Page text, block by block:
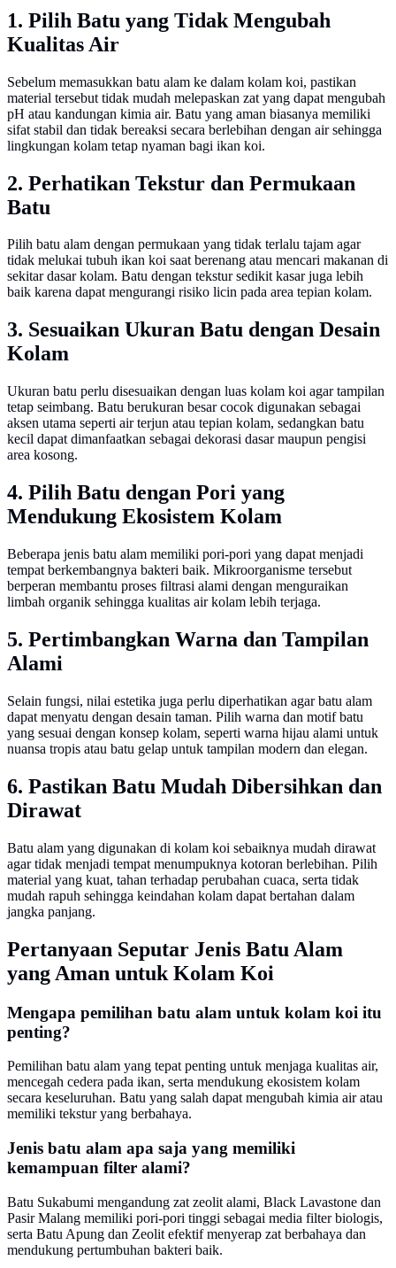
1. Pilih Batu yang Tidak Mengubah
Kualitas Air
Sebelum memasukkan batu alam ke dalam kolam koi, pastikan
material tersebut tidak mudah melepaskan zat yang dapat mengubah
pH atau kandungan kimia air. Batu yang aman biasanya memiliki
sifat stabil dan tidak bereaksi secara berlebihan dengan air sehingga
lingkungan kolam tetap nyaman bagi ikan koi.
2. Perhatikan Tekstur dan Permukaan
Batu
Pilih batu alam dengan permukaan yang tidak terlalu tajam agar
tidak melukai tubuh ikan koi saat berenang atau mencari makanan di
sekitar dasar kolam. Batu dengan tekstur sedikit kasar juga lebih
baik karena dapat mengurangi risiko licin pada area tepian kolam.
3. Sesuaikan Ukuran Batu dengan Desain
Kolam
Ukuran batu perlu disesuaikan dengan luas kolam koi agar tampilan
tetap seimbang. Batu berukuran besar cocok digunakan sebagai
aksen utama seperti air terjun atau tepian kolam, sedangkan batu
kecil dapat dimanfaatkan sebagai dekorasi dasar maupun pengisi
area kosong.
4. Pilih Batu dengan Pori yang
Mendukung Ekosistem Kolam
Beberapa jenis batu alam memiliki pori-pori yang dapat menjadi
tempat berkembangnya bakteri baik. Mikroorganisme tersebut
berperan membantu proses filtrasi alami dengan menguraikan
limbah organik sehingga kualitas air kolam lebih terjaga.
5. Pertimbangkan Warna dan Tampilan
Alami
Selain fungsi, nilai estetika juga perlu diperhatikan agar batu alam
dapat menyatu dengan desain taman. Pilih warna dan motif batu
yang sesuai dengan konsep kolam, seperti warna hijau alami untuk
nuansa tropis atau batu gelap untuk tampilan modern dan elegan.
6. Pastikan Batu Mudah Dibersihkan dan
Dirawat
Batu alam yang digunakan di kolam koi sebaiknya mudah dirawat
agar tidak menjadi tempat menumpuknya kotoran berlebihan. Pilih
material yang kuat, tahan terhadap perubahan cuaca, serta tidak
mudah rapuh sehingga keindahan kolam dapat bertahan dalam
jangka panjang.
Pertanyaan Seputar Jenis Batu Alam
yang Aman untuk Kolam Koi
Mengapa pemilihan batu alam untuk kolam koi itu
penting?
Pemilihan batu alam yang tepat penting untuk menjaga kualitas air,
mencegah cedera pada ikan, serta mendukung ekosistem kolam
secara keseluruhan. Batu yang salah dapat mengubah kimia air atau
memiliki tekstur yang berbahaya.
Jenis batu alam apa saja yang memiliki
kemampuan filter alami?
Batu Sukabumi mengandung zat zeolit alami, Black Lavastone dan
Pasir Malang memiliki pori-pori tinggi sebagai media filter biologis,
serta Batu Apung dan Zeolit efektif menyerap zat berbahaya dan
mendukung pertumbuhan bakteri baik.